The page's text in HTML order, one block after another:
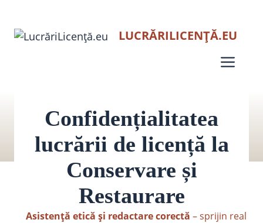
LUCRĂRILICENȚĂ.EU
Confidențialitatea
lucrării de licență la
Conservare și
Restaurare
Asistență etică și redactare corectă – sprijin real